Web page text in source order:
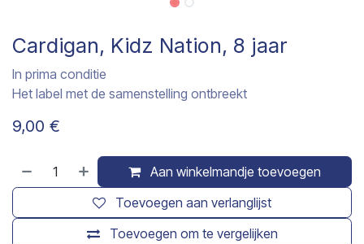
Cardigan, Kidz Nation, 8 jaar
In prima conditie
Het label met de samenstelling ontbreekt
9,00 €
Aan winkelmandje toevoegen
Toevoegen om te vergelijken
Toevoegen aan verlanglijst